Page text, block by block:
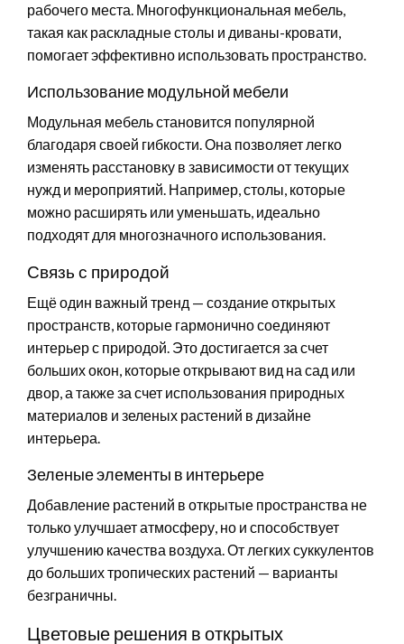
рабочего места. Многофункциональная мебель,
такая как раскладные столы и диваны-кровати,
помогает эффективно использовать пространство.
Использование модульной мебели
Модульная мебель становится популярной
благодаря своей гибкости. Она позволяет легко
изменять расстановку в зависимости от текущих
нужд и мероприятий. Например, столы, которые
можно расширять или уменьшать, идеально
подходят для многозначного использования.
Связь с природой
Ещё один важный тренд — создание открытых
пространств, которые гармонично соединяют
интерьер с природой. Это достигается за счет
больших окон, которые открывают вид на сад или
двор, а также за счет использования природных
материалов и зеленых растений в дизайне
интерьера.
Зеленые элементы в интерьере
Добавление растений в открытые пространства не
только улучшает атмосферу, но и способствует
улучшению качества воздуха. От легких суккулентов
до больших тропических растений — варианты
безграничны.
Цветовые решения в открытых